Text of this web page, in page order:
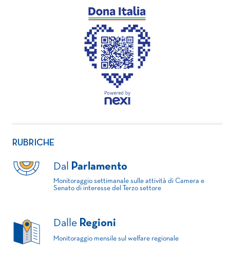
RUBRICHE
Dal Parlamento
Monitoraggio settimanale sulle attività di Camera e
Senato di interesse del Terzo settore
Dalle Regioni
Monitoraggio mensile sul welfare regionale